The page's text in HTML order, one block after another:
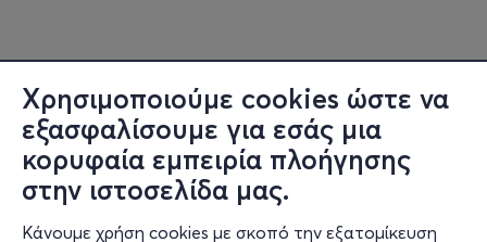
Χρησιμοποιούμε cookies ώστε να
εξασφαλίσουμε για εσάς μια
κορυφαία εμπειρία πλοήγησης
στην ιστοσελίδα μας.
Κάνουμε χρήση cookies με σκοπό την εξατομίκευση